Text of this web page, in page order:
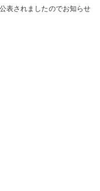
表されましたのでお知らせ